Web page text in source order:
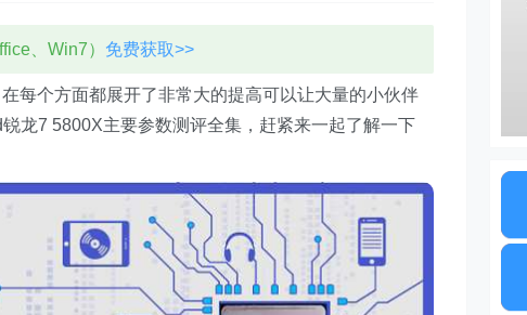
、Win7） 免费获取>>
每个方面都展开了非常大的提高可以让大量的小伙伴
龙7 5800X主要参数测评全集，赶紧来一起了解一下